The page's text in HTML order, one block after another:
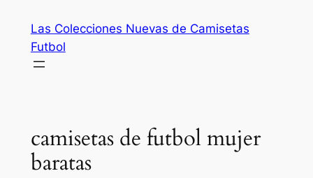
contenido
Las Colecciones Nuevas de Camisetas
Futbol
camisetas de futbol mujer
baratas